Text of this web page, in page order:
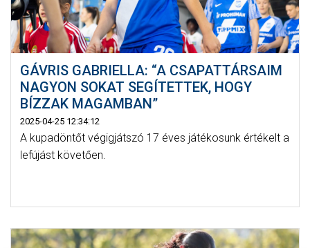
GÁVRIS GABRIELLA: “A CSAPATTÁRSAIM
NAGYON SOKAT SEGÍTETTEK, HOGY
BÍZZAK MAGAMBAN”
2025-04-25 12:34:12
A kupadöntőt végigjátszó 17 éves játékosunk értékelt a
lefújást követően.